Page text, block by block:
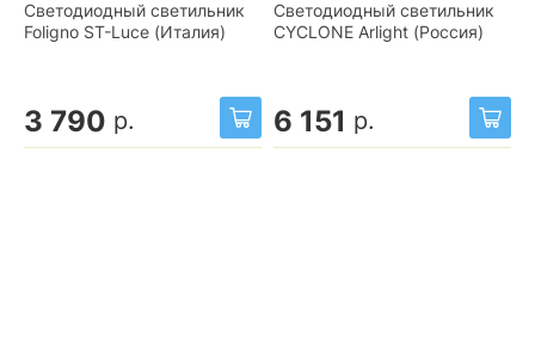
Светодиодный светильник
Foligno ST-Luce (Италия)
3 790 р.
Светодиодный светильник
CYCLONE Arlight (Россия)
6 151 р.